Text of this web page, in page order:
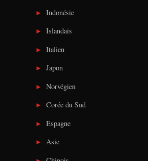
Indonésie
Islandais
Italien
Japon
Norvégien
Corée du Sud
Espagne
Asie